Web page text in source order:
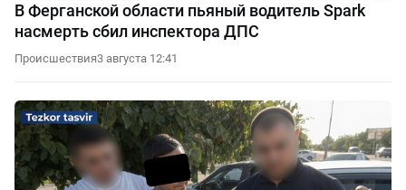
В Ферганской области пьяный водитель Spark
насмерть сбил инспектора ДПС
Происшествия3 августа 12:41